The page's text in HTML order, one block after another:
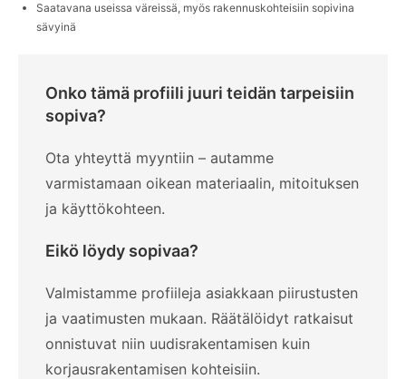
Saatavana useissa väreissä, myös rakennuskohteisiin sopivina
sävyinä
Onko tämä profiili juuri teidän tarpeisiin
sopiva?
Ota yhteyttä myyntiin – autamme
varmistamaan oikean materiaalin, mitoituksen
ja käyttökohteen.
Eikö löydy sopivaa?
Valmistamme profiileja asiakkaan piirustusten
ja vaatimusten mukaan. Räätälöidyt ratkaisut
onnistuvat niin uudisrakentamisen kuin
korjausrakentamisen kohteisiin.